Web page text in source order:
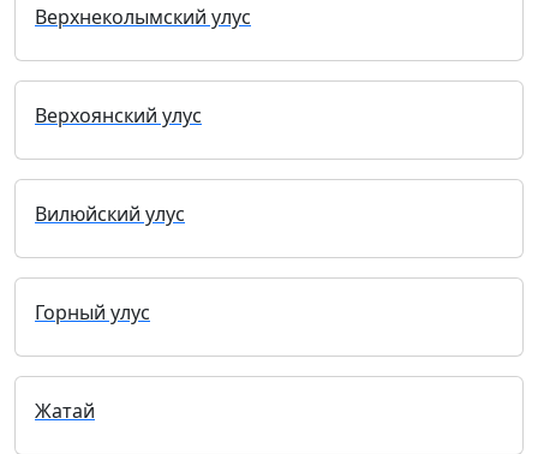
Верхнеколымский улус
Верхоянский улус
Вилюйский улус
Горный улус
Жатай